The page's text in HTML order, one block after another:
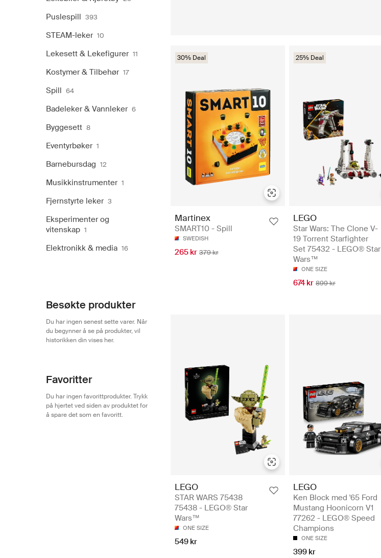
Puslespill 393
STEAM-leker 10
Lekesett & Lekefigurer 11
Kostymer & Tilbehør 17
Spill 64
Badeleker & Vannleker 6
Byggesett 8
Eventyrbøker 1
Barnebursdag 12
Musikkinstrumenter 1
Fjernstyrte leker 3
Eksperimenter og
vitenskap 1
Elektronikk & media 16
Besøkte produkter
Du har ingen senest sette varer. Når
du begynner å se på produkter, vil
historikken din vises her.
Favoritter
Du har ingen favorittprodukter. Trykk
på hjertet ved siden av produktet for
å spare det som en favoritt.
30% Deal
Martinex
SMART10 - Spill
SWEDISH
265 kr 379 kr
25% Deal
LEGO
Star Wars: The Clone V-
19 Torrent Starfighter
Set 75432 - LEGO® Star
Wars™
ONE SIZE
674 kr 899 kr
LEGO
STAR WARS 75438
75438 - LEGO® Star
Wars™
ONE SIZE
549 kr
LEGO
Ken Block med '65 Ford
Mustang Hoonicorn V1
77262 - LEGO® Speed
Champions
ONE SIZE
399 kr